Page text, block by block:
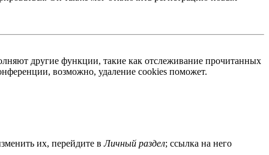
другие функции, такие как отслеживание прочитанных
возможно, удаление cookies поможет.
их, перейдите вЛичный раздел; ссылка на него